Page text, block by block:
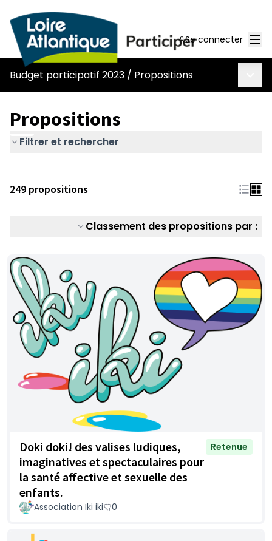
Se connecter
Budget participatif 2023 / Propositions
Propositions
Filtrer et rechercher
249 propositions
Classement des propositions par :
Doki doki! des valises ludiques,
imaginatives et spectaculaires pour
la santé affective et sexuelle des
enfants.
Retenue
Association Iki iki 0